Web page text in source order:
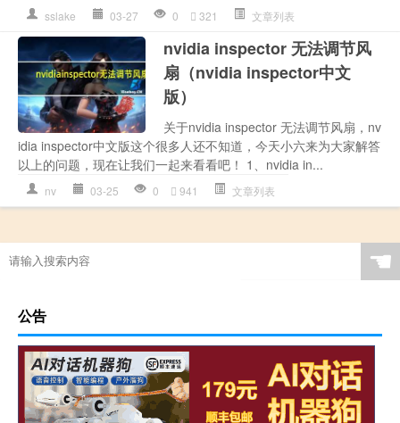
sslake 03-27 0 321 文章列表
nvidia inspector 无法调节风
扇（nvidia inspector中文
版）
关于nvidia inspector 无法调节风扇，nv
idia inspector中文版这个很多人还不知道，今天小六来为大家解答
以上的问题，现在让我们一起来看看吧！ 1、nvidia in...
nv 03-25 0 941 文章列表
☚
公告